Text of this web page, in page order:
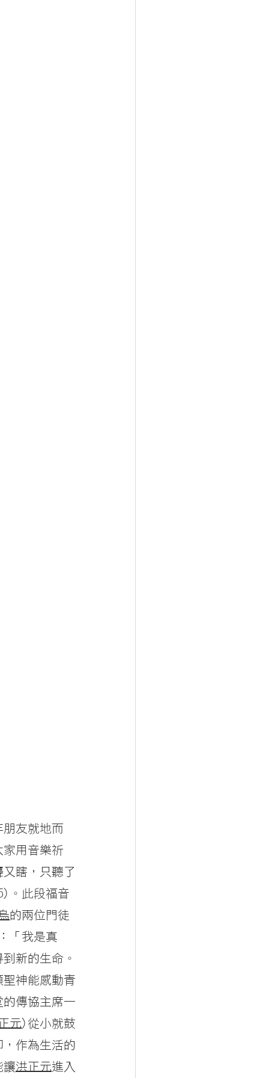
友就地而
家用音樂祈
瞎，只聽了
。此段福音
的兩位門徒
「我是真
新的生命。
聖神能感動青
的傳協主席—
元)從小就鼓
作為生活的
讓洪正元進入